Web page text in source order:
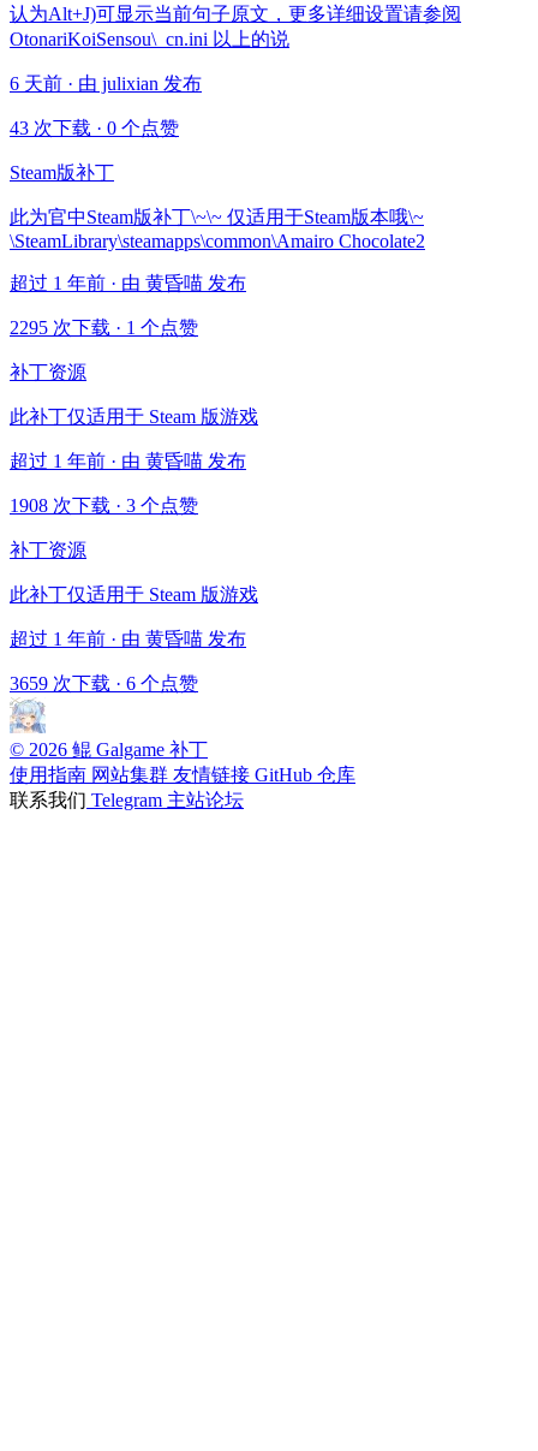
认为Alt+J)可显示当前句子原文，更多详细设置请参阅
OtonariKoiSensou\_cn.ini 以上的说
6 天前 · 由 julixian 发布
43 次下载 · 0 个点赞
Steam版补丁
此为官中Steam版补丁\~\~ 仅适用于Steam版本哦\~
\SteamLibrary\steamapps\common\Amairo Chocolate2
超过 1 年前 · 由 黄昏喵 发布
2295 次下载 · 1 个点赞
补丁资源
此补丁仅适用于 Steam 版游戏
超过 1 年前 · 由 黄昏喵 发布
1908 次下载 · 3 个点赞
补丁资源
此补丁仅适用于 Steam 版游戏
超过 1 年前 · 由 黄昏喵 发布
3659 次下载 · 6 个点赞
© 2026 鲲 Galgame 补丁
使用指南 网站集群 友情链接 GitHub 仓库
联系我们 Telegram 主站论坛